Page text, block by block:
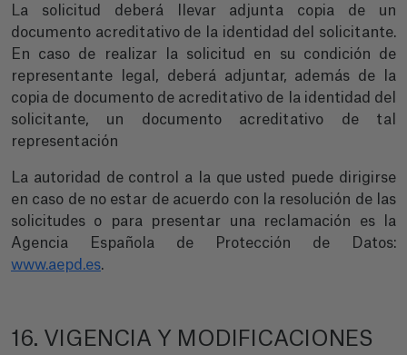
La solicitud deberá llevar adjunta copia de un
documento acreditativo de la identidad del solicitante.
En caso de realizar la solicitud en su condición de
representante legal, deberá adjuntar, además de la
copia de documento de acreditativo de la identidad del
solicitante, un documento acreditativo de tal
representación
La autoridad de control a la que usted puede dirigirse
en caso de no estar de acuerdo con la resolución de las
solicitudes o para presentar una reclamación es la
Agencia Española de Protección de Datos:
www.aepd.es.
16. VIGENCIA Y MODIFICACIONES